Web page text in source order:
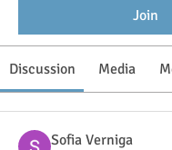
Join
Discussion Media
Sofia Verniga